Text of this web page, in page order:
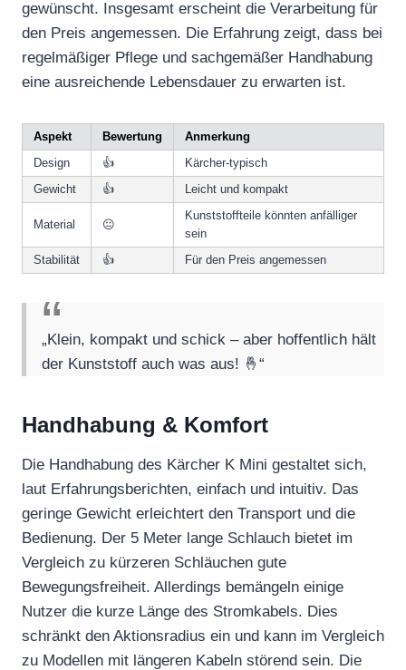
gewünscht. Insgesamt erscheint die Verarbeitung für
den Preis angemessen. Die Erfahrung zeigt, dass bei
regelmäßiger Pflege und sachgemäßer Handhabung
eine ausreichende Lebensdauer zu erwarten ist.
Aspekt Bewertung
Anmerkung
Design
👍
Kärcher-typisch
Gewicht
👍 Leicht und kompakt
Material 😐
Kunststoffteile könnten anfälliger
sein
Stabilität
👍 Für den Preis angemessen
„Klein, kompakt und schick – aber hoffentlich hält
der Kunststoff auch was aus! 🤞“
Handhabung & Komfort
Die Handhabung des Kärcher K Mini gestaltet sich,
laut Erfahrungsberichten, einfach und intuitiv. Das
geringe Gewicht erleichtert den Transport und die
Bedienung. Der 5 Meter lange Schlauch bietet im
Vergleich zu kürzeren Schläuchen gute
Bewegungsfreiheit. Allerdings bemängeln einige
Nutzer die kurze Länge des Stromkabels. Dies
schränkt den Aktionsradius ein und kann im Vergleich
zu Modellen mit längeren Kabeln störend sein. Die